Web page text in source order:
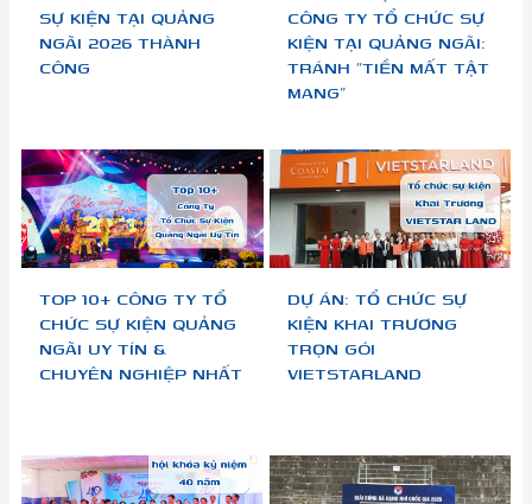
SỰ KIỆN TẠI QUẢNG
NGÃI 2026 THÀNH
CÔNG
CÔNG TY TỔ CHỨC SỰ
KIỆN TẠI QUẢNG NGÃI:
TRÁNH “TIỀN MẤT TẬT
MANG”
TOP 10+ CÔNG TY TỔ
CHỨC SỰ KIỆN QUẢNG
NGÃI UY TÍN &
CHUYÊN NGHIỆP NHẤT
DỰ ÁN: TỔ CHỨC SỰ
KIỆN KHAI TRƯƠNG
TRỌN GÓI
VIETSTARLAND